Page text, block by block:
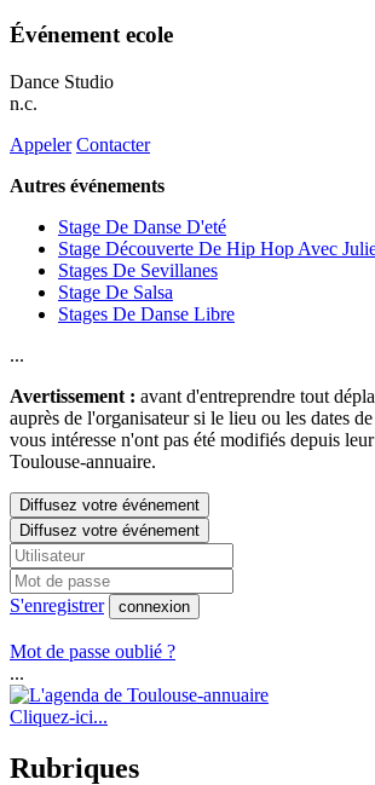
Événement ecole
Dance Studio
n.c.
Appeler Contacter
Autres événements
Stage De Danse D'eté
Stage Découverte De Hip Hop Avec
Stages De Sevillanes
Stage De Salsa
Stages De Danse Libre
...
Avertissement : avant d'entreprendre tout
auprès de l'organisateur si le lieu ou les dates
vous intéresse n'ont pas été modifiés depuis
Toulouse-annuaire.
Diffusez votre événement
Diffusez votre événement
S'enregistrer connexion
Mot de passe oublié ?
...
Cliquez-ici...
Rubriques